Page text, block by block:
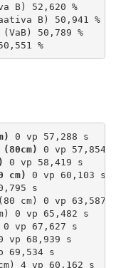
B) 52,620 %
B) 50,941 %
50,789 %
57. Uppe - Ponnekas (vaativa B) 50,551 %
cm)
s
cm) 0 vp 63,587
0 vp 65,482 s
vp 67,627 s
vp 68,939 s
69,534 s
4 vp 60,162 s